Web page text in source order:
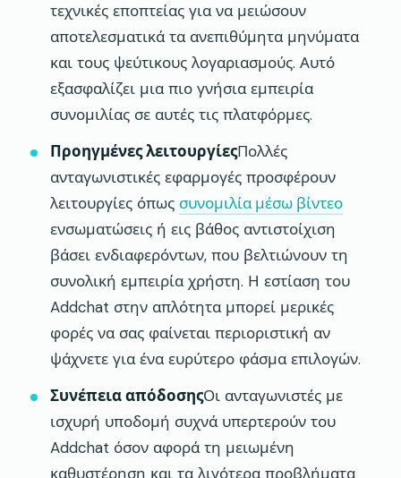
τεχνικές εποπτείας για να μειώσουν
αποτελεσματικά τα ανεπιθύμητα μηνύματα
και τους ψεύτικους λογαριασμούς. Αυτό
εξασφαλίζει μια πιο γνήσια εμπειρία
συνομιλίας σε αυτές τις πλατφόρμες.
Προηγμένες λειτουργίεςΠολλές
ανταγωνιστικές εφαρμογές προσφέρουν
λειτουργίες όπως συνομιλία μέσω βίντεο
ενσωματώσεις ή εις βάθος αντιστοίχιση
βάσει ενδιαφερόντων, που βελτιώνουν τη
συνολική εμπειρία χρήστη. Η εστίαση του
Addchat στην απλότητα μπορεί μερικές
φορές να σας φαίνεται περιοριστική αν
ψάχνετε για ένα ευρύτερο φάσμα επιλογών.
Συνέπεια απόδοσηςΟι ανταγωνιστές με
ισχυρή υποδομή συχνά υπερτερούν του
Addchat όσον αφορά τη μειωμένη
καθυστέρηση και τα λιγότερα προβλήματα